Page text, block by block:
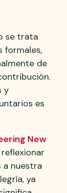
se trata
formales,
de
y
es
New
a nuestra
ya